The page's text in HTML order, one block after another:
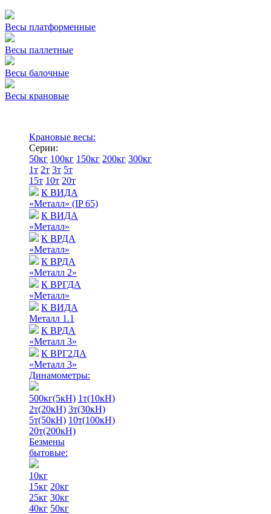
Весы платформенные
Весы паллетные
Весы балочные
Весы крановые
Крановые весы:
Серии:
50кг 100кг 150кг 200кг 300кг
1т 2т 3т 5т
15т 10т 20т
К ВИДА
«Металл» (IP 65)
К ВИДА
«Металл»
К ВРДА
«Металл»
К ВРДА
«Металл 2»
К ВРГДА
«Металл»
К ВИДА
Металл 1.1
К ВРДА
«Металл 3»
К ВРГ2ДА
«Металл 3»
Динамометры:
500кг(5кН) 1т(10кН)
2т(20кН) 3т(30кН)
5т(50кН) 10т(100кН)
20т(200кН)
Безмены
бытовые:
10кг
15кг 20кг
25кг 30кг
40кг 50кг